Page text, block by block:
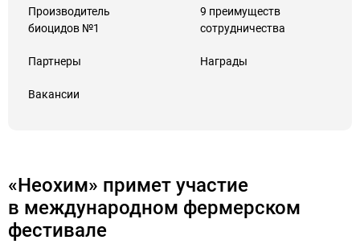
Производитель
биоцидов №1
9 преимуществ
сотрудничества
Партнеры Награды
Вакансии
«Неохим» примет участие
в международном фермерском
фестивале